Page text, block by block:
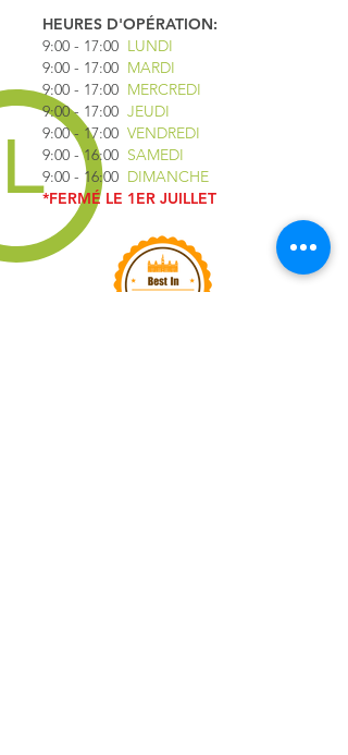
HEURES D'OPÉRATION:
9:00 - 17:00 LUNDI
9:00 - 17:00 MARDI
9:00 - 17:00 MERCREDI
9:00 - 17:00 JEUDI
9:00 - 17:00 VENDREDI
9:00 - 16:00 SAMEDI
9:00 - 16:00 DIMANCHE
*FERMÉ LE 1ER JUILLET